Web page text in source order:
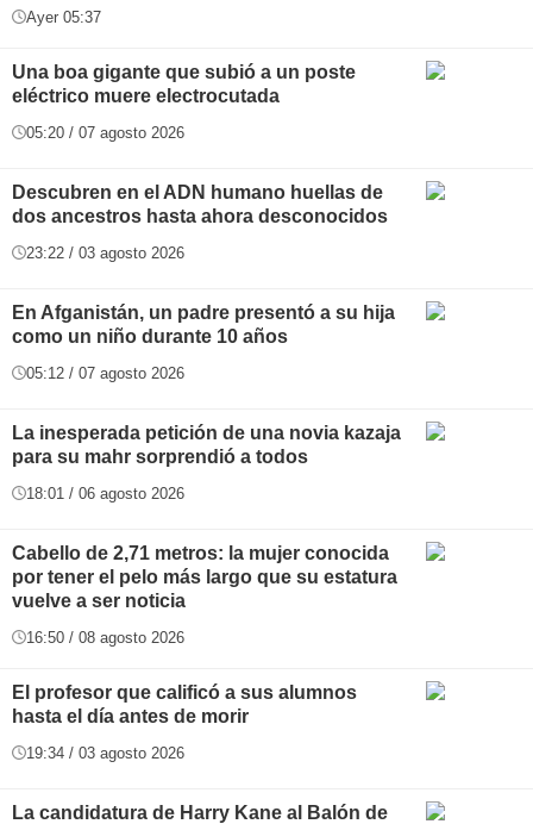
Ayer 05:37
Una boa gigante que subió a un poste
eléctrico muere electrocutada
05:20 / 07 agosto 2026
Descubren en el ADN humano huellas de
dos ancestros hasta ahora desconocidos
23:22 / 03 agosto 2026
En Afganistán, un padre presentó a su hija
como un niño durante 10 años
05:12 / 07 agosto 2026
La inesperada petición de una novia kazaja
para su mahr sorprendió a todos
18:01 / 06 agosto 2026
Cabello de 2,71 metros: la mujer conocida
por tener el pelo más largo que su estatura
vuelve a ser noticia
16:50 / 08 agosto 2026
El profesor que calificó a sus alumnos
hasta el día antes de morir
19:34 / 03 agosto 2026
La candidatura de Harry Kane al Balón de